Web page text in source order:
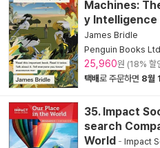
Machines:
y Intelligence
James Bridle
Penguin Books Ltd
25,960원 (18% 할
택배로 주문하면 8월
35. Impact
search
World - Impact